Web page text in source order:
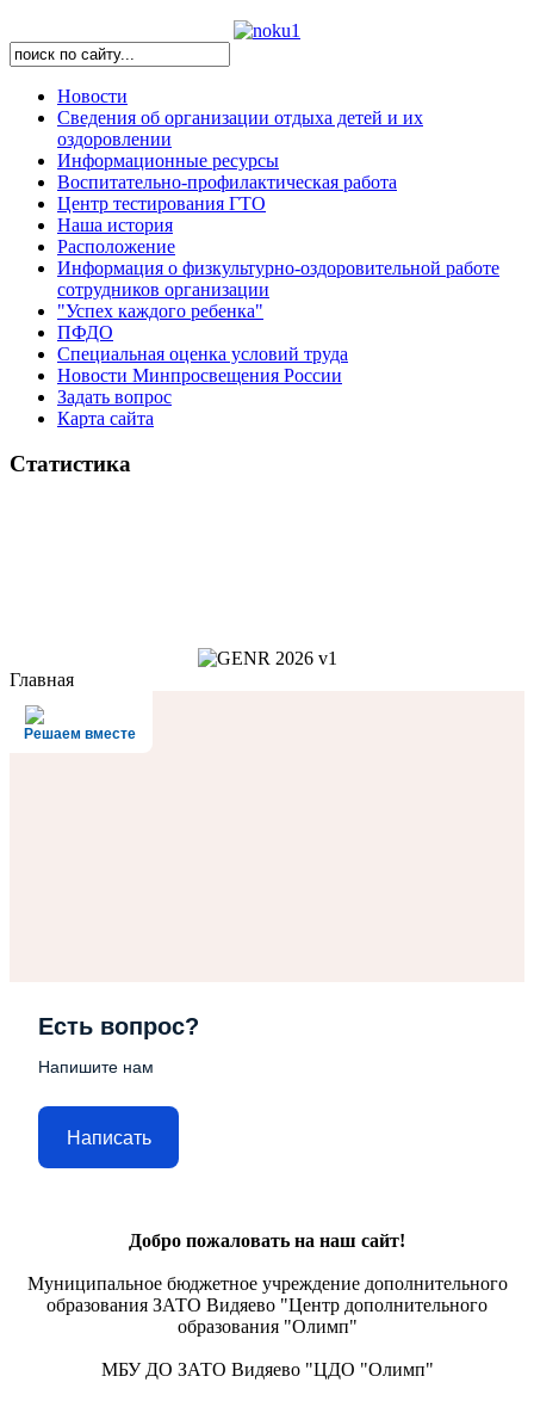
Новости
Сведения об организации отдыха детей и их
оздоровлении
Информационные ресурсы
Воспитательно-профилактическая работа
Центр тестирования ГТО
Наша история
Расположение
Информация о физкультурно-оздоровительной работе
сотрудников организации
"Успех каждого ребенка"
ПФДО
Специальная оценка условий труда
Новости Минпросвещения России
Задать вопрос
Карта сайта
Статистика
Главная
Решаем вместе
Есть вопрос?
Напишите нам
Написать
Добро пожаловать на наш сайт!
Муниципальное бюджетное учреждение дополнительного
образования ЗАТО Видяево "Центр дополнительного
образования "Олимп"
МБУ ДО ЗАТО Видяево "ЦДО "Олимп"